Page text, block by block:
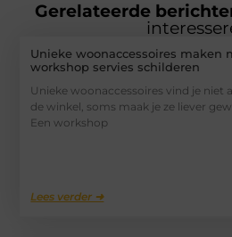
Gerelateerde
Unieke woonaccessoires maken
workshop servies schilderen
Unieke woonaccessoires vind je niet
de winkel, soms maak je ze liever
Een workshop
Lees verder ➜